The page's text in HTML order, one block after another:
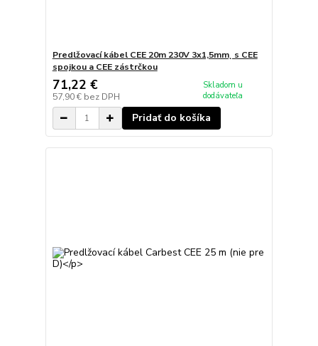
Predlžovací kábel CEE 20m 230V 3x1,5mm˛ s CEE
spojkou a CEE zástrčkou
71,22 €
57,90 € bez DPH
Skladom u
dodávateľa
Pridať do košíka